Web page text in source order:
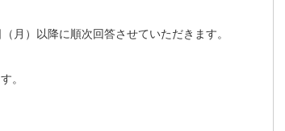
月）以降に順次回答させていただきます。
。